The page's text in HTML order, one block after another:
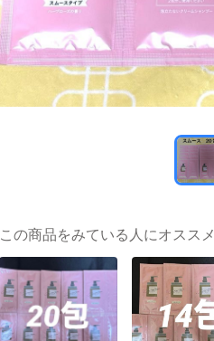
この商品をみている人にオススメ